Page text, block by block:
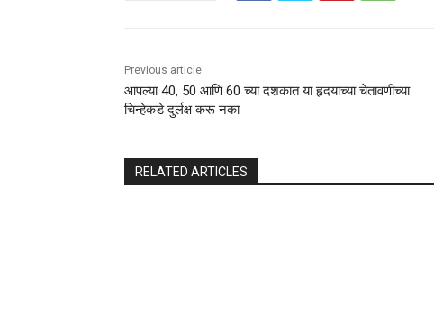
Previous article
आपल्या 40, 50 आणि 60 च्या दशकात या हृदयाच्या चेतावणीच्या
चिन्हेकडे दुर्लक्ष करू नका
RELATED ARTICLES